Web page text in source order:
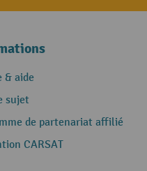
& aide
sujet
de partenariat affilié
CARSAT